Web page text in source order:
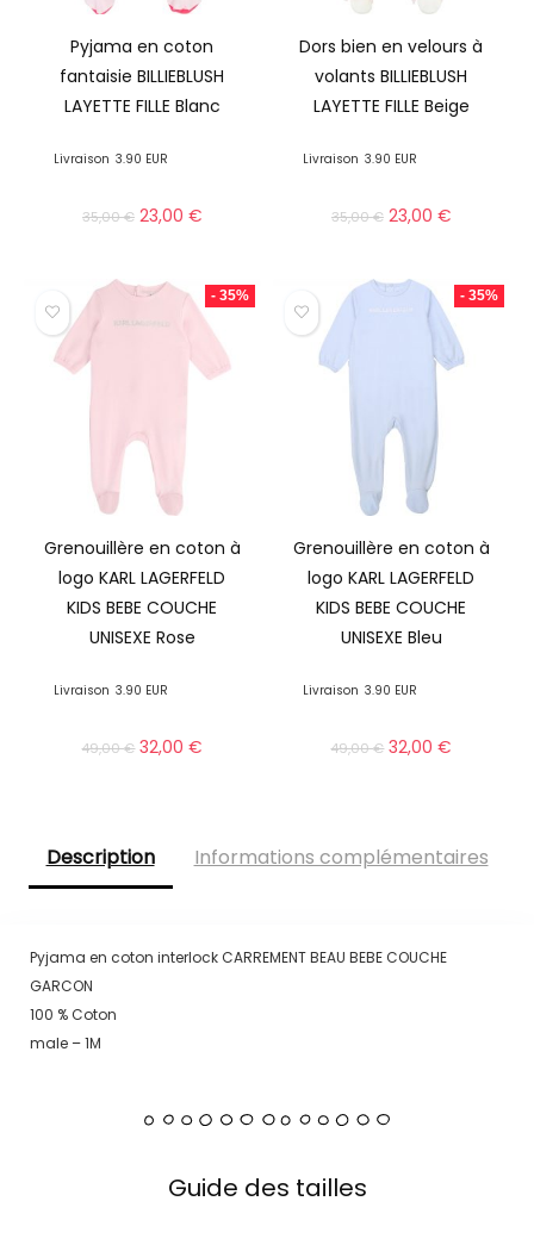
Pyjama en coton
fantaisie BILLIEBLUSH
LAYETTE FILLE Blanc
Livraison 3.90 EUR
35,00€ 23,00 €
Dors bien en velours à
volants BILLIEBLUSH
LAYETTE FILLE Beige
Livraison 3.90 EUR
35,00€ 23,00 €
- 35%
Grenouillère en coton à
logo KARL LAGERFELD
KIDS BEBE COUCHE
UNISEXE Rose
Livraison 3.90 EUR
49,00€ 32,00€
- 35%
Grenouillère en coton à
logo KARL LAGERFELD
KIDS BEBE COUCHE
UNISEXE Bleu
Livraison 3.90 EUR
49,00€ 32,00€
Description Informations complémentaires
Pyjama en coton interlock CARREMENT BEAU BEBE COUCHE
GARCON
100 % Coton
male – 1M
Guide des tailles